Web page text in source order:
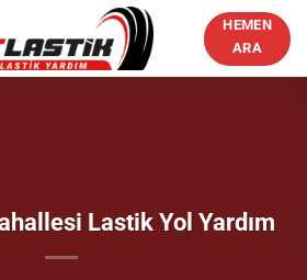
HEMEN
ARA
Lastik Yol Yardım